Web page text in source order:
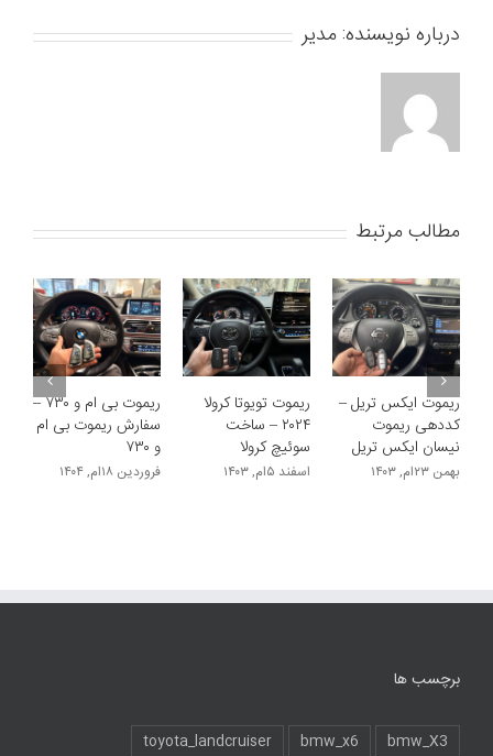
درباره نویسنده:مدیر
مطالب مرتبط
ریموت بی ام و ۷۳۰ –
سفارش ریموت بی ام
و ۷۳۰
فروردین ۱۸ام, ۱۴۰۴
ریموت تویوتا کرولا
۲۰۲۴ – ساخت
سوئیچ کرولا
اسفند ۵ام, ۱۴۰۳
ریموت ایکس تریل –
کددهی ریموت
نیسان ایکس تریل
بهمن ۲۳ام, ۱۴۰۳
برچسب ها
bmw_X3
bmw_x6
toyota_landcruiser